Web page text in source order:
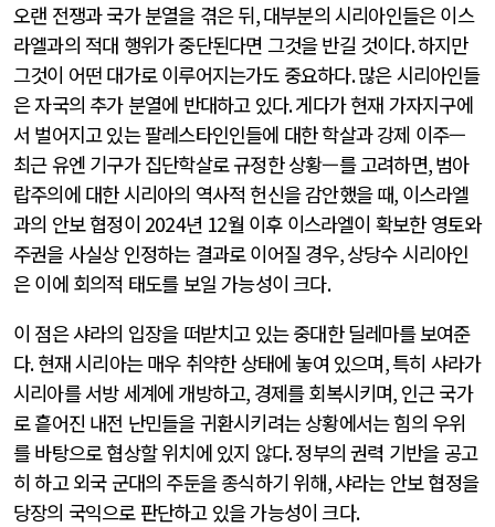
오랜 전쟁과 국가 분열을 겪은 뒤,대부분의 시리아인들은 이스
라엘과의 적대 행위가 중단된다면 그것을 반길 것이다.하지만
그것이 어떤 대가로 이루어지는가도 중요하다.많은 시리아인들
은 자국의 추가 분열에 반대하고 있다.게다가 현재 가자지구에
서 벌어지고 있는 팔레스타인인들에 대한 학살과 강제 이주—
최근 유엔 기구가 집단학살로 규정한 상황—를 고려하면,범아
랍주의에 대한 시리아의 역사적 헌신을 감안했을 때, 이스라엘
과의 안보 협정이 2024년 12월 이후 이스라엘이 확보한 영토와
주권을 사실상 인정하는 결과로 이어질 경우,상당수 시리아인
은 이에 회의적 태도를 보일 가능성이 크다.
이 점은 샤라의 입장을 떠받치고 있는 중대한 딜레마를 보여준
다.현재 시리아는 매우 취약한 상태에 놓여 있으며,특히 샤라가
시리아를 서방 세계에 개방하고, 경제를 회복시키며, 인근 국가
로 흩어진 내전 난민들을 귀환시키려는 상황에서는 힘의 우위
를 바탕으로 협상할 위치에 있지 않다.정부의 권력 기반을 공고
히 하고 외국 군대의 주둔을 종식하기 위해,샤라는 안보 협정을
당장의 국익으로 판단하고 있을 가능성이 크다.